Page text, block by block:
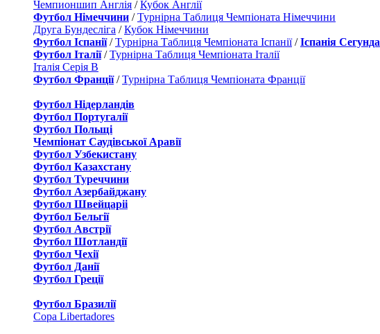
Чемпионшип Англія /Кубок Англії
Футбол Німеччини /Турнірна Таблиця Чемпіоната Німеччини
Друга Бундесліга /Кубок Німеччини
Футбол Іспанії/Турнірна Таблиця Чемпіоната Іспанії/Іспанія Сегунда
Футбол Італії/Турнірна Таблиця Чемпіоната Італії
Італія Серія B
Футбол Франції/Турнірна Таблиця Чемпіоната Франції
Футбол Нідерландiв
Футбол Португалії
Футбол Польщі
Чемпіонат Саудівської Аравії
Футбол Узбекистану
Футбол Казахстану
Футбол Туреччини
Футбол Азербайджану
Футбол Швейцаріі
Футбол Бельгії
Футбол Австрії
Футбол Шотландії
Футбол Чехії
Футбол Данії
Футбол Греції
Футбол Бразилії
Copa Libertadores